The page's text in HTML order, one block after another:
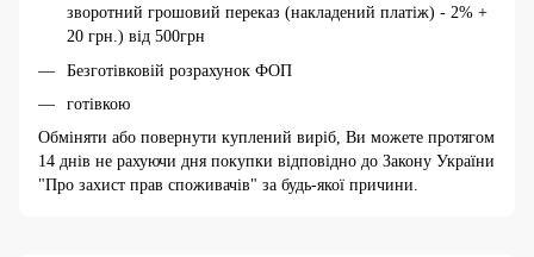
зворотний грошовий переказ (накладений платіж) - 2% +
20 грн.) від 500грн
Безготівковій розрахунок ФОП
готівкою
Обміняти або повернути куплений виріб, Ви можете протягом
14 днів не рахуючи дня покупки відповідно до Закону України
"Про захист прав споживачів" за будь-якої причини.